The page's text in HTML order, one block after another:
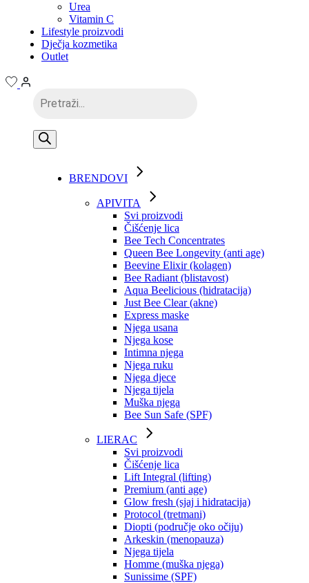
Urea
Vitamin C
Lifestyle proizvodi
Dječja kozmetika
Outlet
search
BRENDOVI
APIVITA
Svi proizvodi
Čišćenje lica
Bee Tech Concentrates
Queen Bee Longevity (anti age)
Beevine Elixir (kolagen)
Bee Radiant (blistavost)
Aqua Beelicious (hidratacija)
Just Bee Clear (akne)
Express maske
Njega usana
Njega kose
Intimna njega
Njega ruku
Njega djece
Njega tijela
Muška njega
Bee Sun Safe (SPF)
LIERAC
Svi proizvodi
Čišćenje lica
Lift Integral (lifting)
Premium (anti age)
Glow fresh (sjaj i hidratacija)
Protocol (tretmani)
Diopti (područje oko očiju)
Arkeskin (menopauza)
Njega tijela
Homme (muška njega)
Sunissime (SPF)